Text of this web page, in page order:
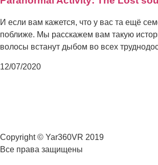
И если вам кажется, что у вас та ещё
поближе. Мы расскажем вам такую
волосы встанут дыбом во всех
12/07/2020
Copyright © Yar360VR 2019
Все права защищены